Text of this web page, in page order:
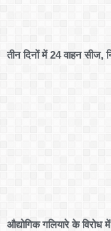
तीन दिनों में 24 वाहन
औद्योगिक गलियारे के